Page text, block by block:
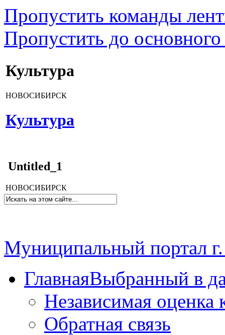
Пропустить команды
Пропустить до основного
Культура
НОВОСИБИРСК
Культура
Untitled_1
НОВОСИБИРСК
Муниципальный портал
ГлавнаяВыбранный в
Независимая оценка
Обратная связь